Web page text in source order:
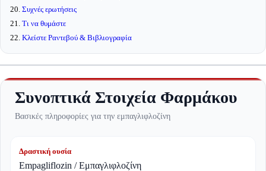
20. Συχνές ερωτήσεις
21. Τι να θυμάστε
22. Κλείστε Ραντεβού & Βιβλιογραφία
Συνοπτικά Στοιχεία Φαρμάκου
Βασικές πληροφορίες για την εμπαγλιφλοζίνη
Δραστική ουσία
Empagliflozin / Εμπαγλιφλοζίνη